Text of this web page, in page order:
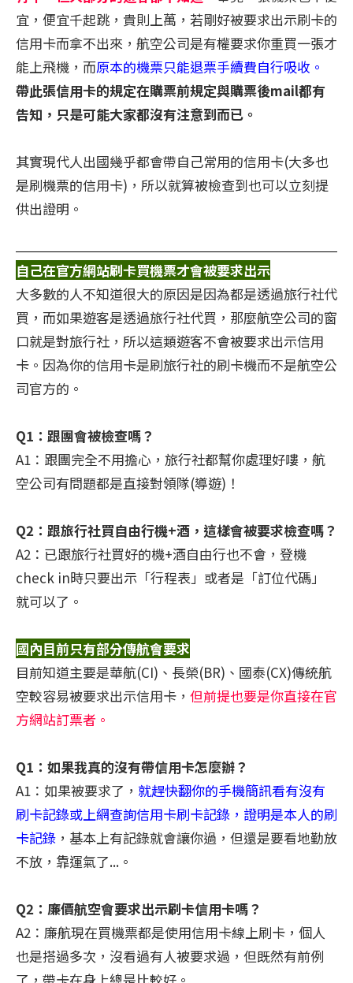
宜，便宜千起跳，貴則上萬，若剛好被要求出示刷卡的
信用卡而拿不出來，航空公司是有權要求你重買一張才
能上飛機，而原本的機票只能退票手續費自行吸收。
帶此張信用卡的規定在購票前規定與購票後mail都有
告知，只是可能大家都沒有注意到而已。
其實現代人出國幾乎都會帶自己常用的信用卡(大多也
是刷機票的信用卡)，所以就算被檢查到也可以立刻提
供出證明。
自己在官方網站刷卡買機票才會被要求出示
大多數的人不知道很大的原因是因為都是透過旅行社代
買，而如果遊客是透過旅行社代買，那麼航空公司的窗
口就是對旅行社，所以這類遊客不會被要求出示信用
卡。因為你的信用卡是刷旅行社的刷卡機而不是航空公
司官方的。
Q1：跟團會被檢查嗎？
A1：跟團完全不用擔心，旅行社都幫你處理好嘍，航
空公司有問題都是直接對領隊(導遊)！
Q2：跟旅行社買自由行機+酒，這樣會被要求檢查嗎？
A2：已跟旅行社買好的機+酒自由行也不會，登機
check in時只要出示「行程表」或者是「訂位代碼」
就可以了。
國內目前只有部分傳航會要求
目前知道主要是華航(CI)、長榮(BR)、國泰(CX)傳統航
空較容易被要求出示信用卡， 但前提也要是你直接在官
方網站訂票者。
Q1：如果我真的沒有帶信用卡怎麼辦？
A1：如果被要求了， 就趕快翻你的手機簡訊看有沒有
刷卡記錄或上網查詢信用卡刷卡記錄，證明是本人的刷
卡記錄 ，基本上有記錄就會讓你過，但還是要看地勤放
不放，靠運氣了...。
Q2：廉價航空會要求出示刷卡信用卡嗎？
A2：廉航現在買機票都是使用信用卡線上刷卡，個人
也是搭過多次，沒看過有人被要求過，但既然有前例